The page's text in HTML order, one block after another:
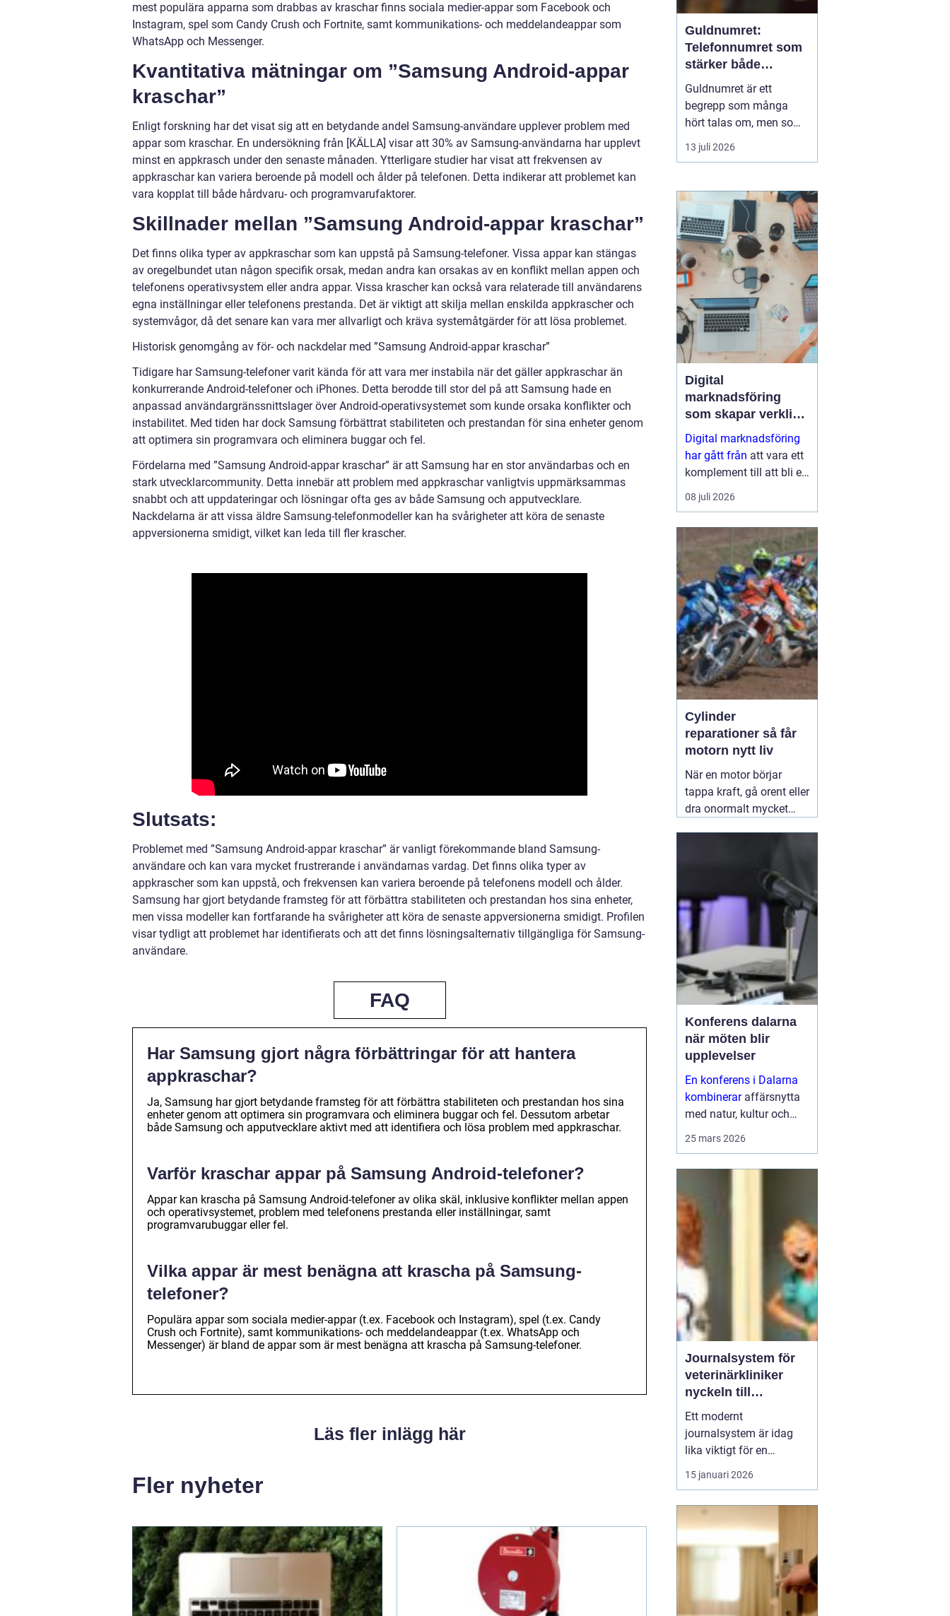
mest populära apparna som drabbas av kraschar finns sociala medier-appar som Facebook och
Instagram, spel som Candy Crush och Fortnite, samt kommunikations- och meddelandeappar som
WhatsApp och Messenger.
Kvantitativa mätningar om ”Samsung Android-appar
kraschar”
Enligt forskning har det visat sig att en betydande andel Samsung-användare upplever problem med
appar som kraschar. En undersökning från [KÄLLA] visar att 30% av Samsung-användarna har upplevt
minst en appkrasch under den senaste månaden. Ytterligare studier har visat att frekvensen av
appkraschar kan variera beroende på modell och ålder på telefonen. Detta indikerar att problemet kan
vara kopplat till både hårdvaru- och programvarufaktorer.
Skillnader mellan ”Samsung Android-appar kraschar”
Det finns olika typer av appkraschar som kan uppstå på Samsung-telefoner. Vissa appar kan stängas
av oregelbundet utan någon specifik orsak, medan andra kan orsakas av en konflikt mellan appen och
telefonens operativsystem eller andra appar. Vissa krascher kan också vara relaterade till användarens
egna inställningar eller telefonens prestanda. Det är viktigt att skilja mellan enskilda appkrascher och
systemvågor, då det senare kan vara mer allvarligt och kräva systemåtgärder för att lösa problemet.
Historisk genomgång av för- och nackdelar med ”Samsung Android-appar kraschar”
Tidigare har Samsung-telefoner varit kända för att vara mer instabila när det gäller appkraschar än
konkurrerande Android-telefoner och iPhones. Detta berodde till stor del på att Samsung hade en
anpassad användargränssnittslager över Android-operativsystemet som kunde orsaka konflikter och
instabilitet. Med tiden har dock Samsung förbättrat stabiliteten och prestandan för sina enheter genom
att optimera sin programvara och eliminera buggar och fel.
Fördelarna med ”Samsung Android-appar kraschar” är att Samsung har en stor användarbas och en
stark utvecklarcommunity. Detta innebär att problem med appkraschar vanligtvis uppmärksammas
snabbt och att uppdateringar och lösningar ofta ges av både Samsung och apputvecklare.
Nackdelarna är att vissa äldre Samsung-telefonmodeller kan ha svårigheter att köra de senaste
appversionerna smidigt, vilket kan leda till fler krascher.
Slutsats:
Problemet med ”Samsung Android-appar kraschar” är vanligt förekommande bland Samsung-
användare och kan vara mycket frustrerande i användarnas vardag. Det finns olika typer av
appkrascher som kan uppstå, och frekvensen kan variera beroende på telefonens modell och ålder.
Samsung har gjort betydande framsteg för att förbättra stabiliteten och prestandan hos sina enheter,
men vissa modeller kan fortfarande ha svårigheter att köra de senaste appversionerna smidigt. Profilen
visar tydligt att problemet har identifierats och att det finns lösningsalternativ tillgängliga för Samsung-
användare.
FAQ
Har Samsung gjort några förbättringar för att hantera
appkraschar?
Ja, Samsung har gjort betydande framsteg för att förbättra stabiliteten och prestandan hos sina
enheter genom att optimera sin programvara och eliminera buggar och fel. Dessutom arbetar
både Samsung och apputvecklare aktivt med att identifiera och lösa problem med appkraschar.
Varför kraschar appar på Samsung Android-telefoner?
Appar kan krascha på Samsung Android-telefoner av olika skäl, inklusive konflikter mellan appen
och operativsystemet, problem med telefonens prestanda eller inställningar, samt
programvarubuggar eller fel.
Vilka appar är mest benägna att krascha på Samsung-
telefoner?
Populära appar som sociala medier-appar (t.ex. Facebook och Instagram), spel (t.ex. Candy
Crush och Fortnite), samt kommunikations- och meddelandeappar (t.ex. WhatsApp och
Messenger) är bland de appar som är mest benägna att krascha på Samsung-telefoner.
Läs fler inlägg här
Fler nyheter
Guldnumret:
Telefonnumret som
stärker både
varumärke och
vardag
Guldnumret är ett
begrepp som många
hört talas om, men som
färre har funderat
igenom strategiskt. Med
och ofta symmetriskt
telefonnummer kan
både företag och
privatpersoner göra
kommuni...
13 juli 2026
Digital
marknadsföring
som skapar verkliga
resultat
Digital marknadsföring
har gått från att vara ett
komplement till att bli en
central del i hur företag
växer, bygger förtroende
08 juli 2026
Cylinder
reparationer så får
motorn nytt liv
När en motor börjar
tappa kraft, gå orent eller
dra onormalt mycket
gör att motorn inte
längre arbetar tätt och
effektivt. Genom
professionella
30 juni
Konferens dalarna
när möten blir
upplevelser
En konferens i Dalarna
kombineraraffärsnytta
med natur, kultur och
fokus, sammanhållning
och ny energ...
25 mars 2026
Journalsystem för
veterinärkliniker
nyckeln till
smidigare vardag
och säkrare vård
Ett modernt
journalsystem är idag
lika viktigt för en
veterinärklinik som
röntgenutrustning och
kundkontakt och
administration samlas i
samma digitala flöde blir
arbetet både snabbare
djurägaren märks det
15 januari 2026